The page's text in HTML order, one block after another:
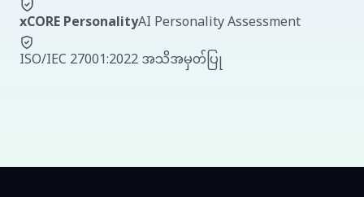
xCORE PersonalityAI Personality Assessment
ISO/IEC 27001:2022 အသိအမှတ်ပြု